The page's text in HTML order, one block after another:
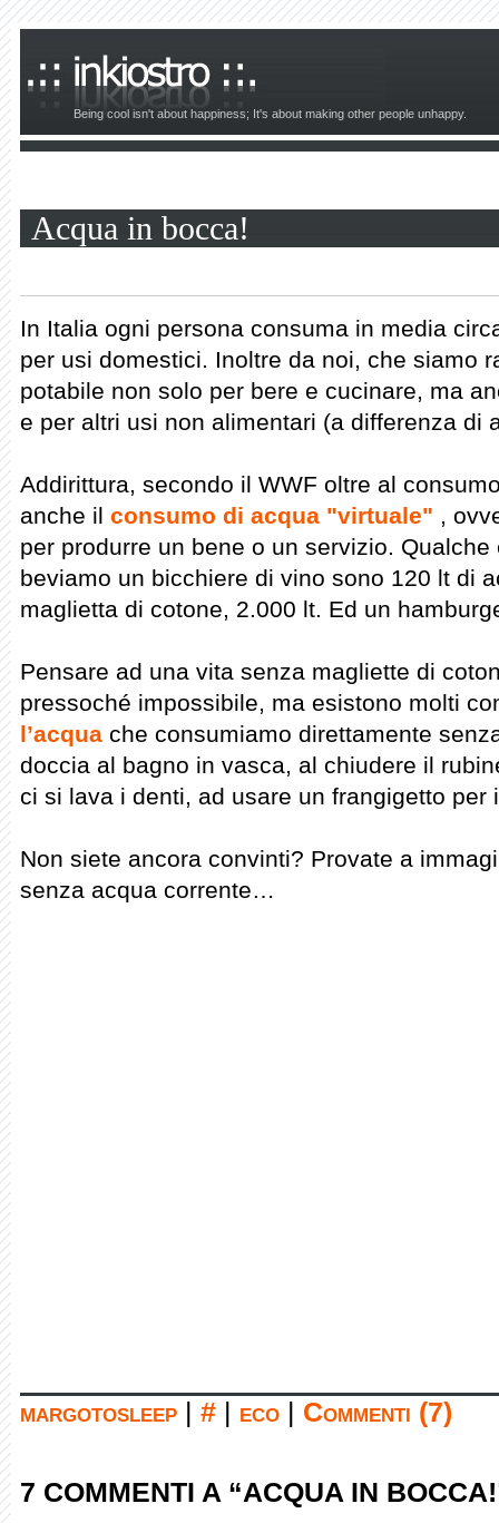
Being cool isn't about happiness; It's about making other people unhappy.
Acqua in bocca!
In Italia ogni persona consuma in media
per usi domestici. Inoltre da noi, che siamo
potabile non solo per bere e cucinare, ma
e per altri usi non alimentari (a differenza di
Addirittura, secondo il WWF oltre al
anche il consumo di acqua "virtuale" ,
per produrre un bene o un servizio.
beviamo un bicchiere di vino sono 120 lt di
maglietta di cotone, 2.000 lt. Ed un
Pensare ad una vita senza magliette di
pressoché impossibile, ma esistono molti
l’acqua che consumiamo direttamente
doccia al bagno in vasca, al chiudere il
ci si lava i denti, ad usare un frangigetto per
Non siete ancora convinti? Provate a
senza acqua corrente…
margotosleep # eco Commenti (7)
7 COMMENTI A “ACQUA IN